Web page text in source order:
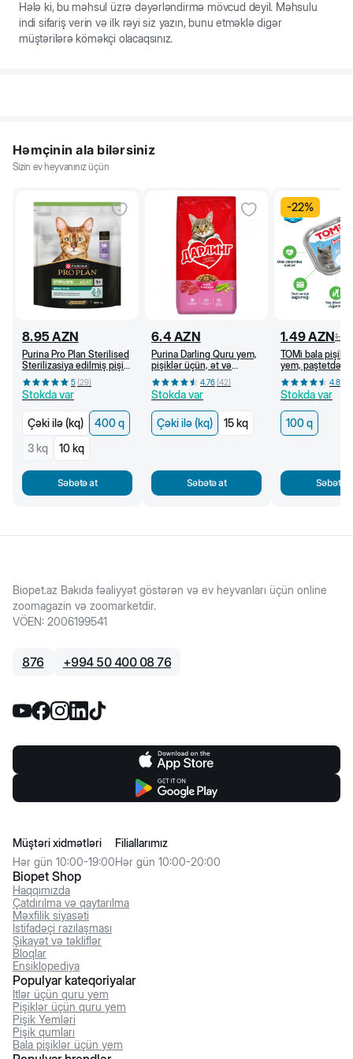
Hələ ki, bu məhsul üzrə dəyərləndirmə mövcud deyil. Məhsulu
indi sifariş verin və ilk rəyi siz yazın, bunu etməklə digər
müştərilərə köməkçi olacaqsınız.
Həmçinin ala bilərsiniz
Sizin ev heyvanınız üçün
8.95 AZN
Purina Pro Plan Sterilised
Sterilizasiya edilmiş pişik
üçün quru yem, hinduşka
əti ilə, 400 g
5(29)
Stokda var
Çəki ilə (kq)
400 q
3 kq
10 kq
Səbətə at
6.4 AZN
Purina Darling Quru yem,
pişiklər üçün, ət və
tərəvəzlər ilə (kq)
4.76(42)
Stokda var
Çəki ilə (kq) 15 kq
Səbətə at
-22%
1.49AZN1.9
TOMi bala pişik
yem, paştetdə
ilə, 100 q
4.83
Stokda var
100 q
Səbətə
Biopet.az Bakıda fəaliyyət göstərən və ev heyvanları üçün online
zoomagazin və zoomarketdir.
VÖEN: 2006199541
876 +994 50 400 08 76
Biopet Shop
Haqqımızda
Çatdırılma və qaytarılma
Məxfilik siyasəti
İstifadəçi razılaşması
Şikayət və təkliflər
Bloqlar
Ensiklopediya
Müştəri xidmətləri
Hər gün 10:00-19:00
Filiallarımız
Hər gün 10:00-20:00
Populyar kateqoriyalar
İtlər üçün quru yem
Pişiklər üçün quru yem
Pişik Yemləri
Pişik qumları
Bala pişiklər üçün yem